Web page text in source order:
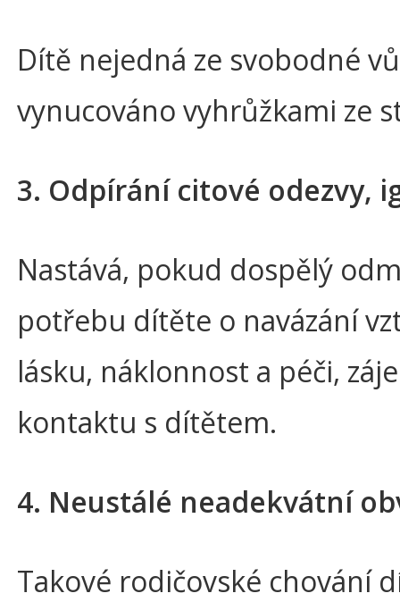
Dítě nejedná ze svobodné
vynucováno vyhrůžkami ze
3. Odpírání citové odezvy,
Nastává, pokud dospělý
potřebu dítěte o navázání
lásku, náklonnost a péči,
kontaktu s dítětem.
4. Neustálé neadekvátní
Takové rodičovské chování